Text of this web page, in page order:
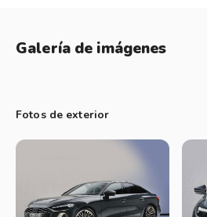
Es la modular MLB del grupo
Motor y caja
A5 2.0 TFSI: 1984 cc, 4 cilindros,
Galería de imágenes
Fotos de exterior